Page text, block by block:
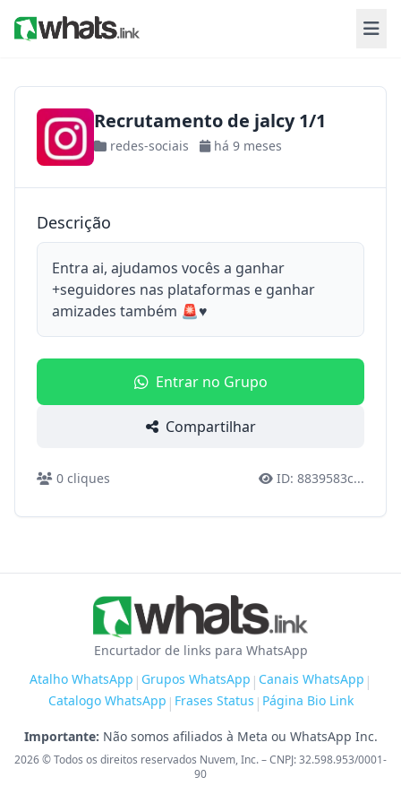
Recrutamento de jalcy 1/1
redes-sociais há 9 meses
Descrição
Entra ai, ajudamos vocês a ganhar
+seguidores nas plataformas e ganhar
amizades também 🚨♥️
Entrar no Grupo
Compartilhar
0 cliques ID: 8839583c...
Encurtador de links para WhatsApp
Atalho WhatsApp | Grupos WhatsApp | Canais WhatsApp |
Catalogo WhatsApp | Frases Status | Página Bio Link
Importante: Não somos afiliados à Meta ou WhatsApp Inc.
2026© Todos os direitos reservados Nuvem, Inc. – CNPJ: 32.598.953/0001-
90